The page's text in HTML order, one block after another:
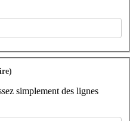
simplement des lignes